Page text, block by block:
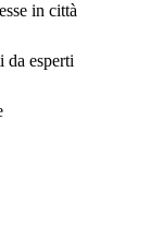
in città
da esperti